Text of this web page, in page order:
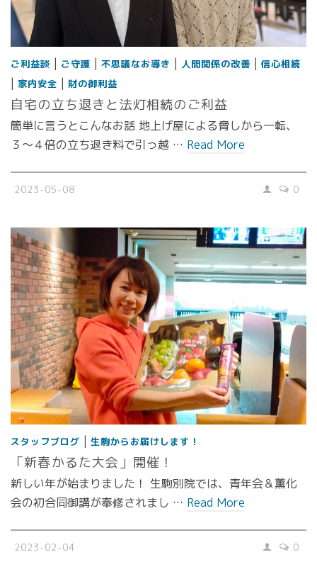
ご利益談 | ご守護 | 不思議なお導き | 人間関係の改善 | 信心相続
| 家内安全 | 財の御利益
自宅の立ち退きと法灯相続のご利益
簡単に言うとこんなお話 地上げ屋による脅しから一転、
３〜４倍の立ち退き料で引っ越 … Read More
2023-05-08 0
スタッフブログ | 生駒からお届けします！
「新春かるた大会」開催！
新しい年が始まりました！ 生駒別院では、青年会＆薫化
会の初合同御講が奉修されまし … Read More
2023-02-04 0